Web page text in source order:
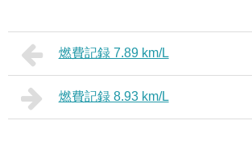
燃費記録 7.89 km/L
燃費記録 8.93 km/L